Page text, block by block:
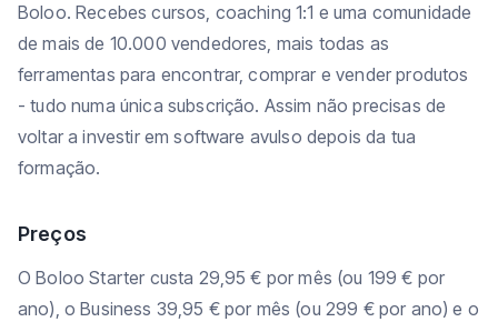
Boloo. Recebes cursos, coaching 1:1 e uma comunidade
de mais de 10.000 vendedores, mais todas as
ferramentas para encontrar, comprar e vender produtos
- tudo numa única subscrição. Assim não precisas de
voltar a investir em software avulso depois da tua
formação.
Preços
O Boloo Starter custa 29,95 € por mês (ou 199 € por
ano), o Business 39,95 € por mês (ou 299 € por ano) e o